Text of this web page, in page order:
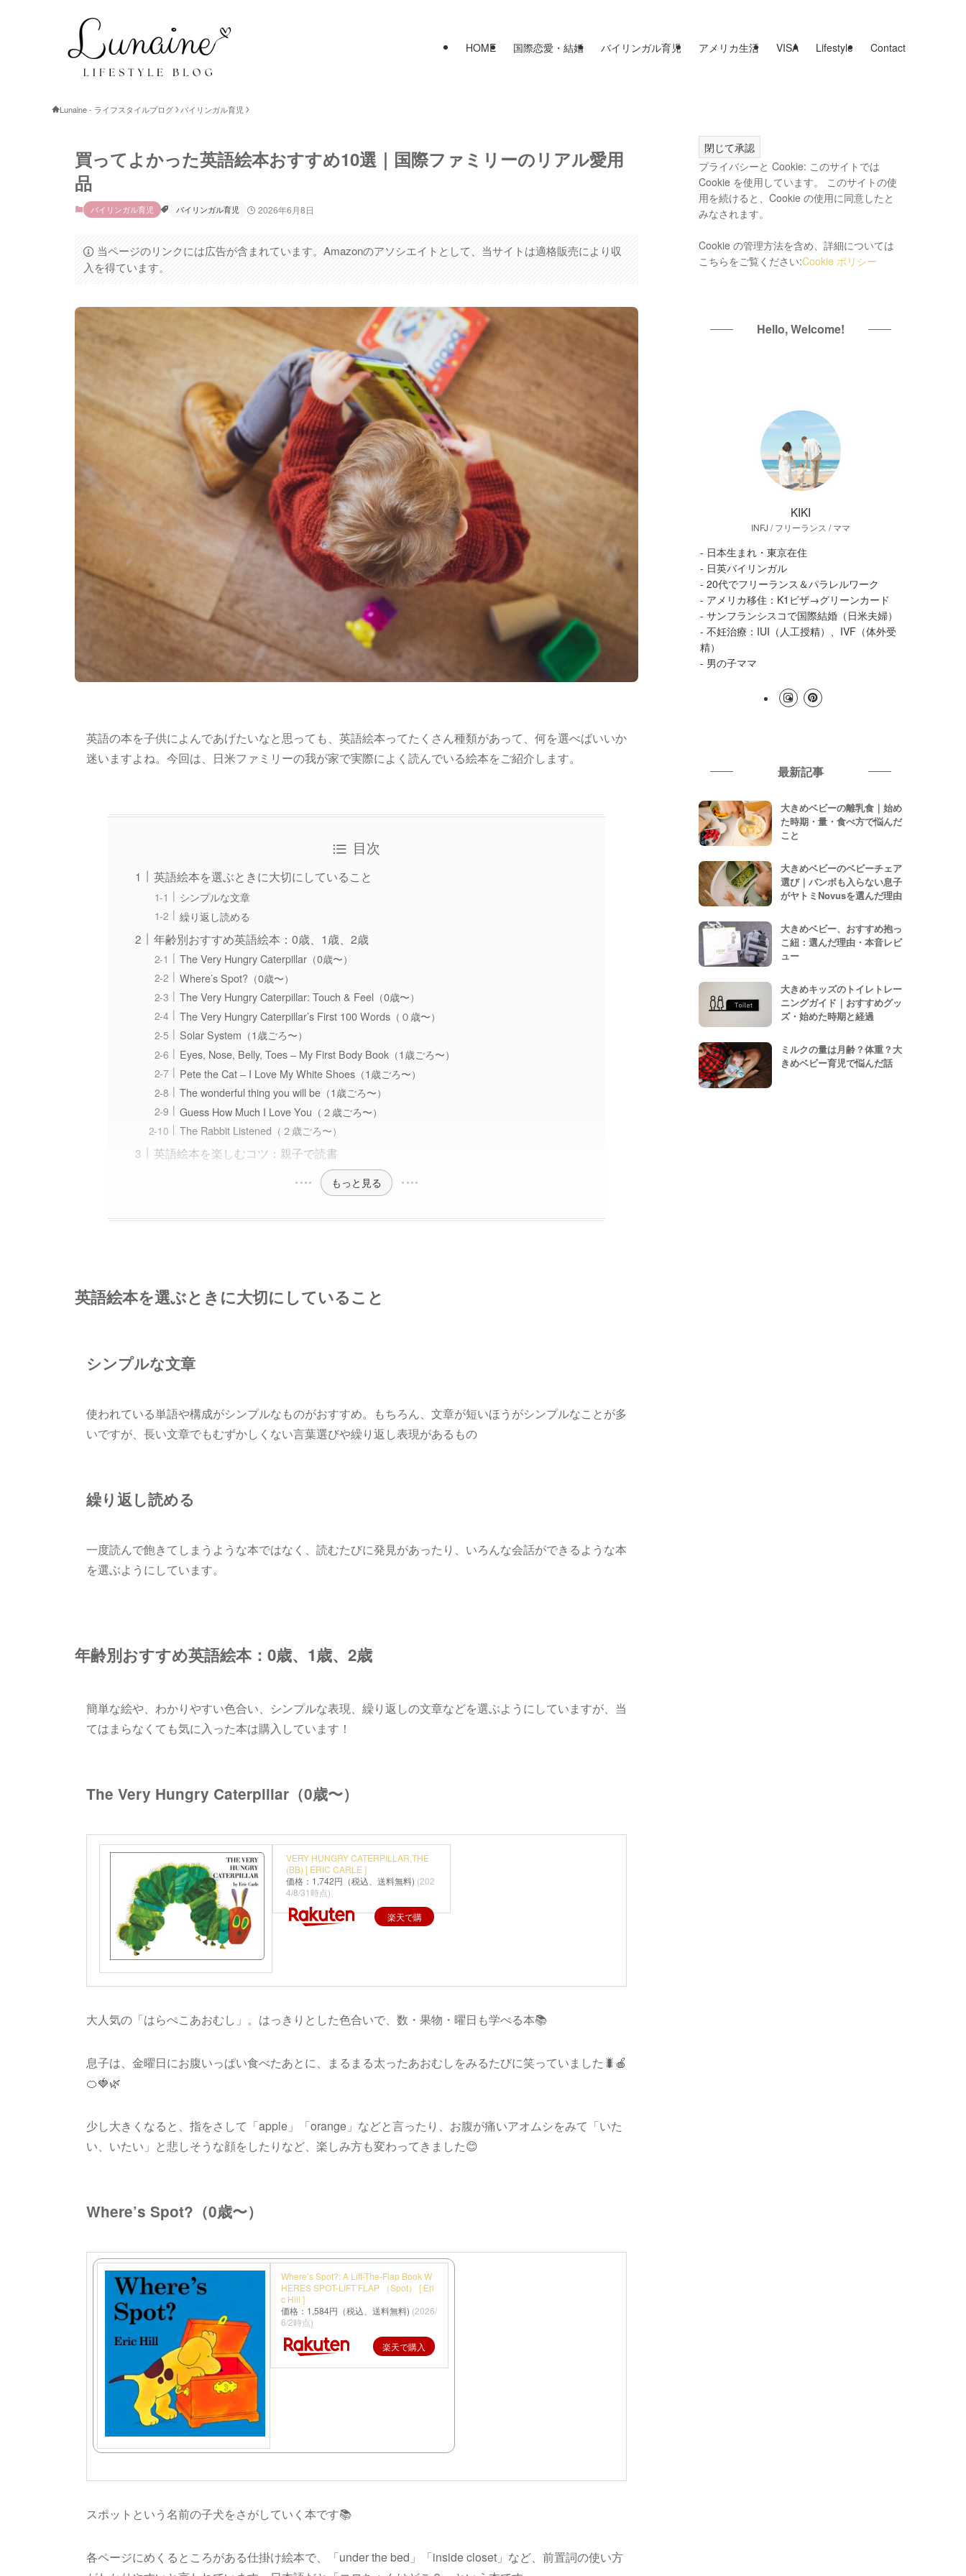
HOME 国際恋愛・結婚 バイリンガル育児 アメリカ生活 VISA Lifestyle Contact
Lunaine - ライフスタイルブログ バイリンガル育児
買ってよかった英語絵本おすすめ10選｜国際ファミリーのリアル愛用
品
バイリンガル育児 バイリンガル育児 2026年6月8日
当ページのリンクには広告が含まれています。Amazonのアソシエイトとして、当サイトは適格販売により収
入を得ています。
英語の本を子供によんであげたいなと思っても、英語絵本ってたくさん種類があって、何を選べばいいか
迷いますよね。今回は、日米ファミリーの我が家で実際によく読んでいる絵本をご紹介します。
目次
英語絵本を選ぶときに大切にしていること
シンプルな文章
繰り返し読める
年齢別おすすめ英語絵本：0歳、1歳、2歳
The Very Hungry Caterpillar（0歳〜）
Where’s Spot?（0歳〜）
The Very Hungry Caterpillar: Touch & Feel（0歳〜）
The Very Hungry Caterpillar’s First 100 Words（０歳〜）
Solar System（1歳ごろ〜）
Eyes, Nose, Belly, Toes – My First Body Book（1歳ごろ〜）
Pete the Cat – I Love My White Shoes（1歳ごろ〜）
The wonderful thing you will be（1歳ごろ〜）
Guess How Much I Love You（２歳ごろ〜）
The Rabbit Listened（２歳ごろ〜）
英語絵本を楽しむコツ：親子で読書
もっと見る
英語絵本を選ぶときに大切にしていること
シンプルな文章
使われている単語や構成がシンプルなものがおすすめ。もちろん、文章が短いほうがシンプルなことが多
いですが、長い文章でもむずかしくない言葉選びや繰り返し表現があるもの
繰り返し読める
一度読んで飽きてしまうような本ではなく、読むたびに発見があったり、いろんな会話ができるような本
を選ぶようにしています。
年齢別おすすめ英語絵本：0歳、1歳、2歳
簡単な絵や、わかりやすい色合い、シンプルな表現、繰り返しの文章などを選ぶようにしていますが、当
てはまらなくても気に入った本は購入しています！
The Very Hungry Caterpillar（0歳〜）
VERY HUNGRY CATERPILLAR,THE
(BB) [ ERIC CARLE ]
価格：1,742円（税込、送料無料) (202
4/8/31時点)
楽天で購
大人気の「はらぺこあおむし」。はっきりとした色合いで、数・果物・曜日も学べる本📚
息子は、金曜日にお腹いっぱい食べたあとに、まるまる太ったあおむしをみるたびに笑っていました🐛🍎
🍊🍓🌿
少し大きくなると、指をさして「apple」「orange」などと言ったり、お腹が痛いアオムシをみて「いた
い、いたい」と悲しそうな顔をしたりなど、楽しみ方も変わってきました😊
Where’s Spot?（0歳〜）
Where’s Spot?: A Lift-The-Flap Book W
HERES SPOT-LIFT FLAP （Spot） [ Eri
c Hill ]
価格：1,584円（税込、送料無料) (2026/
6/2時点)
楽天で購入
スポットという名前の子犬をさがしていく本です📚
各ページにめくるところがある仕掛け絵本で、「under the bed」「inside closet」など、前置詞の使い方
プライバシーと Cookie: このサイトでは
Cookie を使用しています。 このサイトの使
用を続けると、Cookie の使用に同意したと
みなされます。
Cookie の管理方法を含め、詳細については
こちらをご覧ください:Cookie ポリシー
Hello, Welcome!
KIKI
INFJ / フリーランス / ママ
- 日本生まれ・東京在住
- 日英バイリンガル
- 20代でフリーランス＆パラレルワーク
- アメリカ移住：K1ビザ→グリーンカード
- サンフランシスコで国際結婚（日米夫婦）
- 不妊治療：IUI（人工授精）、IVF（体外受
精）
- 男の子ママ
最新記事
大きめベビーの離乳食｜始め
た時期・量・食べ方で悩んだ
こと
大きめベビーのベビーチェア
選び｜バンボも入らない息子
がヤトミNovusを選んだ理由
大きめベビー、おすすめ抱っ
こ紐：選んだ理由・本音レビ
ュー
大きめキッズのトイレトレー
ニングガイド｜おすすめグッ
ズ・始めた時期と経過
ミルクの量は月齢？体重？大
きめベビー育児で悩んだ話